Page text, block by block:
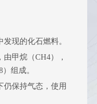
现的化石燃料。
甲烷（CH4），
组成。
仍保持气态，使用